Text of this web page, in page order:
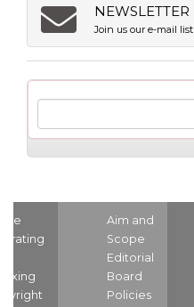
NEWSLETTER
Join us our e-mail list
Aim and
Scope
Editorial
Board
Policies